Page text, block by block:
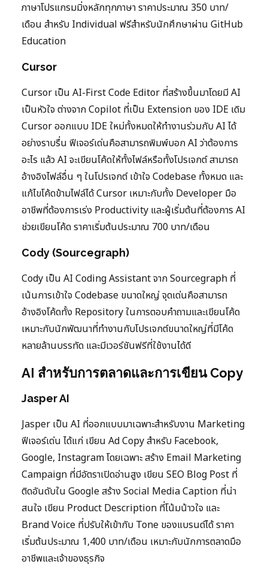
ภาษาโปรแกรมมิ่งหลักทุกภาษา ราคาประมาณ 350 บาท/
เดือน สำหรับ Individual ฟรีสำหรับนักศึกษาผ่าน GitHub
Education
Cursor
Cursor เป็น AI-First Code Editor ที่สร้างขึ้นมาโดยมี AI
เป็นหัวใจ ต่างจาก Copilot ที่เป็น Extension ของ IDE เดิม
Cursor ออกแบบ IDE ใหม่ทั้งหมดให้ทำงานร่วมกับ AI ได้
อย่างราบรื่น ฟีเจอร์เด่นคือสามารถพิมพ์บอก AI ว่าต้องการ
อะไร แล้ว AI จะเขียนโค้ดให้ทั้งไฟล์หรือทั้งโปรเจกต์ สามารถ
อ้างอิงไฟล์อื่น ๆ ในโปรเจกต์ เข้าใจ Codebase ทั้งหมด และ
แก้ไขโค้ดข้ามไฟล์ได้ Cursor เหมาะกับทั้ง Developer มือ
อาชีพที่ต้องการเร่ง Productivity และผู้เริ่มต้นที่ต้องการ AI
ช่วยเขียนโค้ด ราคาเริ่มต้นประมาณ 700 บาท/เดือน
Cody (Sourcegraph)
Cody เป็น AI Coding Assistant จาก Sourcegraph ที่
เน้นการเข้าใจ Codebase ขนาดใหญ่ จุดเด่นคือสามารถ
อ้างอิงโค้ดทั้ง Repository ในการตอบคำถามและเขียนโค้ด
เหมาะกับนักพัฒนาที่ทำงานกับโปรเจกต์ขนาดใหญ่ที่มีโค้ด
หลายล้านบรรทัด และมีเวอร์ชันฟรีที่ใช้งานได้ดี
AI สำหรับการตลาดและการเขียน Copy
Jasper AI
Jasper เป็น AI ที่ออกแบบมาเฉพาะสำหรับงาน Marketing
ฟีเจอร์เด่น ได้แก่ เขียน Ad Copy สำหรับ Facebook,
Google, Instagram โดยเฉพาะ สร้าง Email Marketing
Campaign ที่มีอัตราเปิดอ่านสูง เขียน SEO Blog Post ที่
ติดอันดับใน Google สร้าง Social Media Caption ที่น่า
สนใจ เขียน Product Description ที่โน้มน้าวใจ และ
Brand Voice ที่ปรับให้เข้ากับ Tone ของแบรนด์ได้ ราคา
เริ่มต้นประมาณ 1,400 บาท/เดือน เหมาะกับนักการตลาดมือ
อาชีพและเจ้าของธุรกิจ